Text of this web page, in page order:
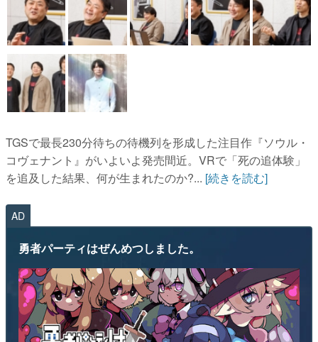
TGSで最長230分待ちの待機列を形成した注目作『ソウル・
コヴェナント』がいよいよ発売間近。VRで「死の追体験」
を追及した結果、何が生まれたのか?... [続きを読む]
AD
勇者パーティはぜんめつしました。